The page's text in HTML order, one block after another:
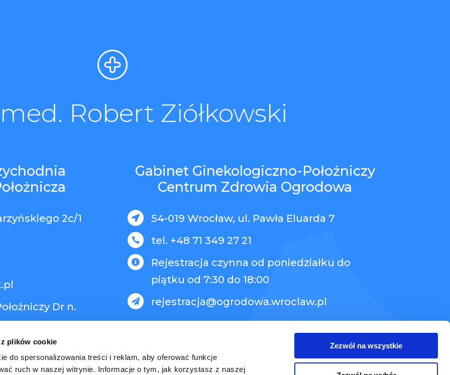
plików cookie
do spersonalizowania treści i reklam, aby oferować funkcje
ruch w naszej witrynie. Informacje o tym, jak korzystasz z naszej
Zezwól na wszystkie
Robert Ziółkowski
2c/1
Dr n.
Gabinet Ginekologiczno-Położniczy
Centrum Zdrowia Ogrodowa
 54-019 Wrocław, ul. Pawła Eluarda 7
 tel. +48 71 349 27 21

Rejestracja czynna od poniedziałku do
piątku od 7:30 do 18:00
 rejestracja@ogrodowa.wroclaw.pl